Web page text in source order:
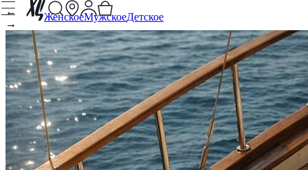
ЖенскоеМужскоеДетское
←
→